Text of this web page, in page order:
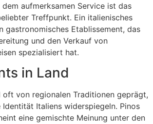
aufmerksamen Service ist das
Treffpunkt. Ein italienisches
gastronomisches Etablissement, das
und den Verkauf von
spezialisiert hat.
in Land
oft von regionalen Traditionen geprägt,
Italiens widerspiegeln. Pinos
eine gemischte Meinung unter den